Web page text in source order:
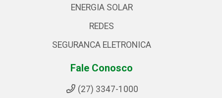
ENERGIA SOLAR
REDES
SEGURANCA ELETRONICA
Fale Conosco
(27) 3347-1000